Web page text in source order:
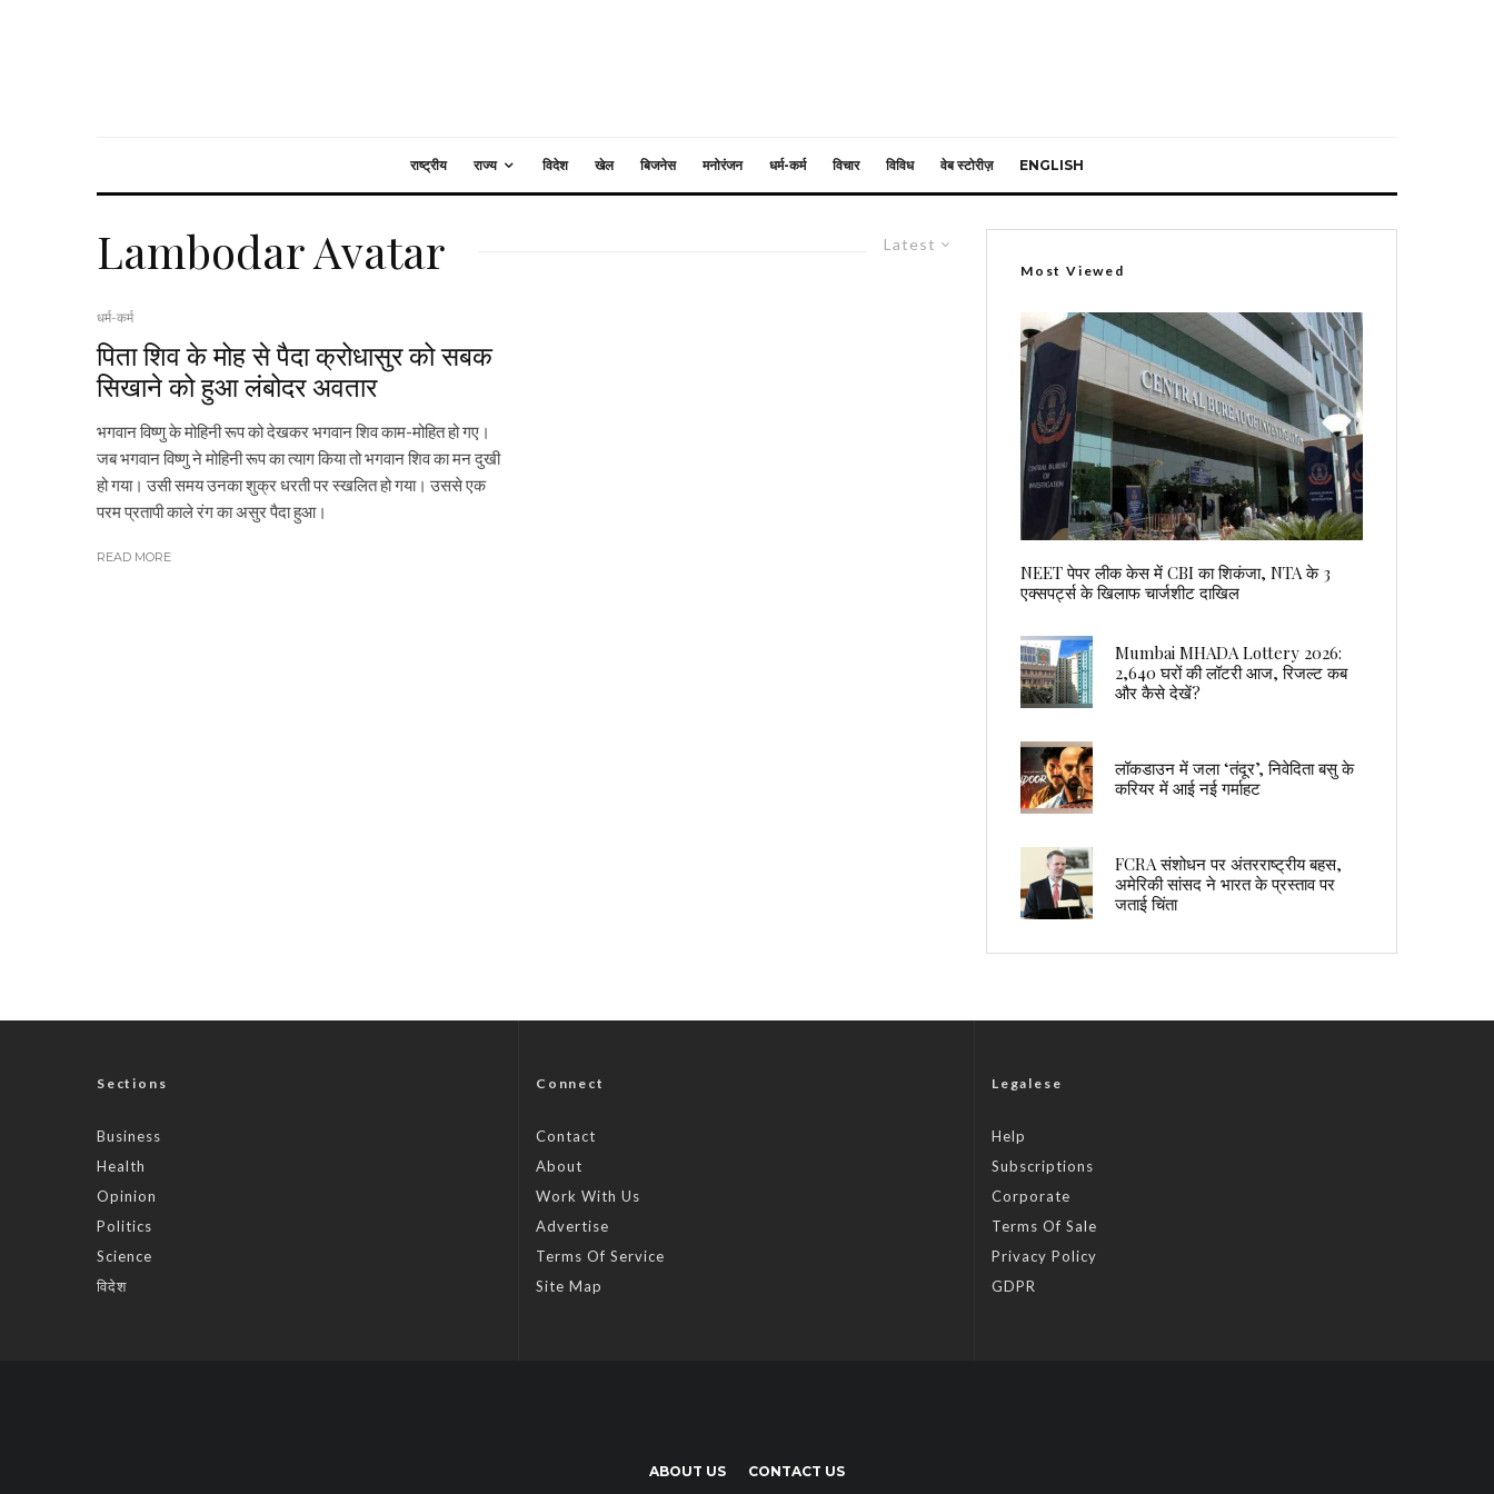
राष्ट्रीय राज्य विदेश खेल बिजनेस मनोरंजन धर्म-कर्म विचार विविध वेब स्टोरीज़ ENGLISH
Latest
Lambodar Avatar
धर्म-कर्म
पिता शिव के मोह से पैदा क्रोधासुर को सबक
सिखाने को हुआ लंबोदर अवतार
भगवान विष्णु के मोहिनी रूप को देखकर भगवान शिव काम-मोहित हो गए।
जब भगवान विष्णु ने मोहिनी रूप का त्याग किया तो भगवान शिव का मन दुखी
हो गया। उसी समय उनका शुक्र धरती पर स्खलित हो गया। उससे एक
परम प्रतापी काले रंग का असुर पैदा हुआ।
READ MORE
Most Viewed
NEET पेपर लीक केस में CBI का शिकंजा, NTA के 3
एक्सपर्ट्स के खिलाफ चार्जशीट दाखिल
Mumbai MHADA Lottery 2026:
2,640 घरों की लॉटरी आज, रिजल्ट कब
और कैसे देखें?
लॉकडाउन में जला ‘तंदूर’, निवेदिता बसु के
करियर में आई नई गर्माहट
FCRA संशोधन पर अंतरराष्ट्रीय बहस,
अमेरिकी सांसद ने भारत के प्रस्ताव पर
जताई चिंता
Sections
Business
Health
Opinion
Politics
Science
विदेश
Connect
Contact
About
Work With Us
Advertise
Terms Of Service
Site Map
Legalese
Help
Subscriptions
Corporate
Terms Of Sale
Privacy Policy
GDPR
ABOUT US CONTACT US